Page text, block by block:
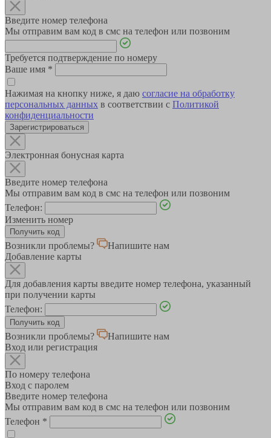
Введите номер телефона
Мы отправим вам код в смс на телефон или позвоним
Требуется подтверждение по номеру
Ваше имя *
Нажимая на кнопку ниже, я даю согласие на обработку
персональных данных в соответствии с Политикой
конфиденциальности
Зарегистрироваться
Электронная бонусная карта
Введите номер телефона
Мы отправим вам код в смс на телефон или позвоним
Телефон:
Изменить номер
Возникли проблемы?
Напишите нам
Добавление карты
Для добавления карты введите номер телефона, указанный
при получении карты
Телефон:
Возникли проблемы?
Напишите нам
Вход или регистрация
По номеру телефона
Вход с паролем
Введите номер телефона
Мы отправим вам код в смс на телефон или позвоним
Телефон *